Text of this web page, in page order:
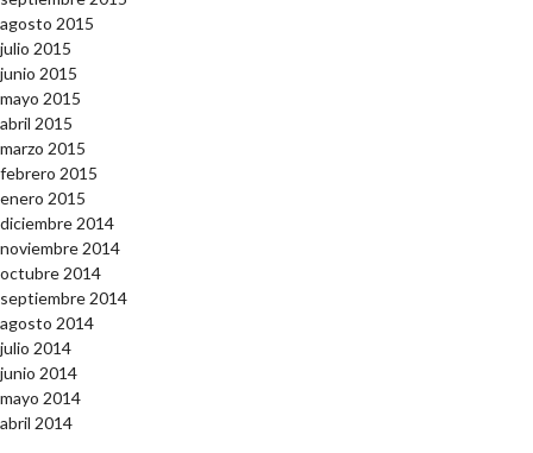
agosto 2015
julio 2015
junio 2015
mayo 2015
abril 2015
marzo 2015
febrero 2015
enero 2015
diciembre 2014
noviembre 2014
octubre 2014
septiembre 2014
agosto 2014
julio 2014
junio 2014
mayo 2014
abril 2014